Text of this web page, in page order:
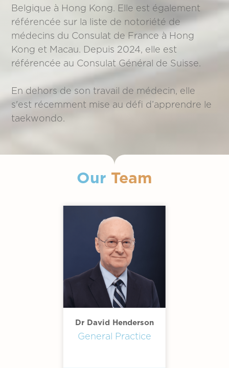
Belgique à Hong Kong. Elle est également
référencée sur la liste de notoriété de
médecins du Consulat de France à Hong
Kong et Macau. Depuis 2024, elle est
référencée au Consulat Général de Suisse.
En dehors de son travail de médecin, elle
s'est récemment mise au défi d’apprendre le
taekwondo.
Our Team
Dr David Henderson
General Practice